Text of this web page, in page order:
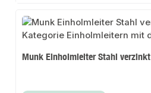
Munk Einholmleiter Stahl verzinkt